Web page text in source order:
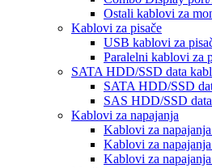
Ostali kablovi za
Kablovi za pisače
USB kablovi za
Paralelni kablovi za
SATA HDD/SSD data
SATA HDD/SSD
SAS HDD/SSD
Kablovi za napajanja
Kablovi za
Kablovi za
Kablovi za